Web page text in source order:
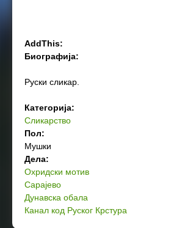
AddThis:
Биографија:
Руски сликар.
Категорија:
Сликарство
Пол:
Мушки
Дела:
Охридски мотив
Сарајево
Дунавска обала
Канал код Руског Крстура